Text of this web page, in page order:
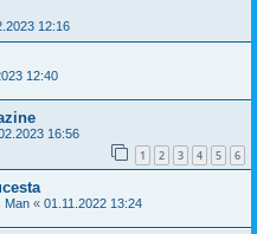
12:16
12:40
16:56
1 2 3 4 5 6
Man « 01.11.2022 13:24